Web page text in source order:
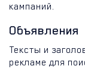
кампаний.
Объявления
Тексты и
рекламе для